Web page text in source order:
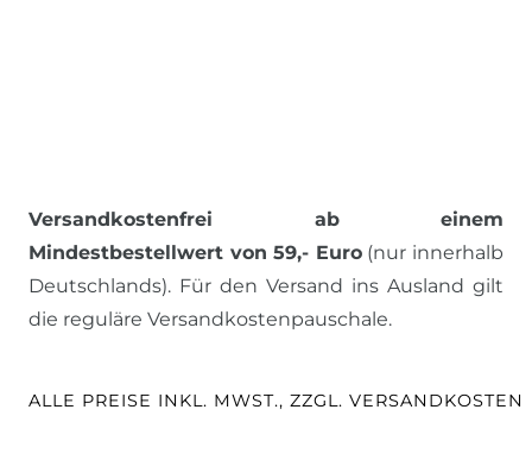
Versandkostenfrei ab einem
Mindestbestellwert von 59,- Euro(nur innerhalb
Deutschlands). Für den Versand ins Ausland gilt
die reguläre Versandkostenpauschale.
ALLE PREISE INKL. MWST., ZZGL. VERSANDKOSTEN